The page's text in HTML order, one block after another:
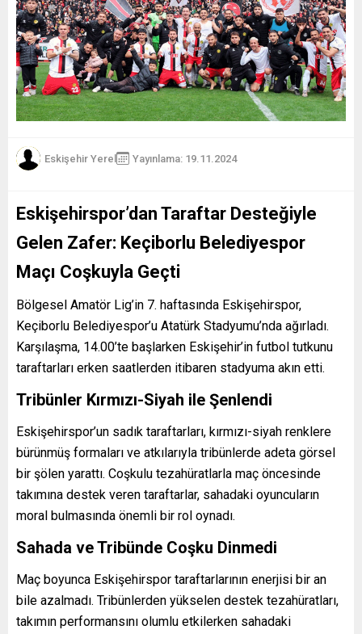
Eskişehir Yerel Yayınlama: 19.11.2024
Eskişehirspor’dan Taraftar Desteğiyle
Gelen Zafer: Keçiborlu Belediyespor
Maçı Coşkuyla Geçti
Bölgesel Amatör Lig’in 7. haftasında Eskişehirspor,
Keçiborlu Belediyespor’u Atatürk Stadyumu’nda ağırladı.
Karşılaşma, 14.00’te başlarken Eskişehir’in futbol tutkunu
taraftarları erken saatlerden itibaren stadyuma akın etti.
Tribünler Kırmızı-Siyah ile Şenlendi
Eskişehirspor’un sadık taraftarları, kırmızı-siyah renklere
bürünmüş formaları ve atkılarıyla tribünlerde adeta görsel
bir şölen yarattı. Coşkulu tezahüratlarla maç öncesinde
takımına destek veren taraftarlar, sahadaki oyuncuların
moral bulmasında önemli bir rol oynadı.
Sahada ve Tribünde Coşku Dinmedi
Maç boyunca Eskişehirspor taraftarlarının enerjisi bir an
bile azalmadı. Tribünlerden yükselen destek tezahüratları,
takımın performansını olumlu etkilerken sahadaki